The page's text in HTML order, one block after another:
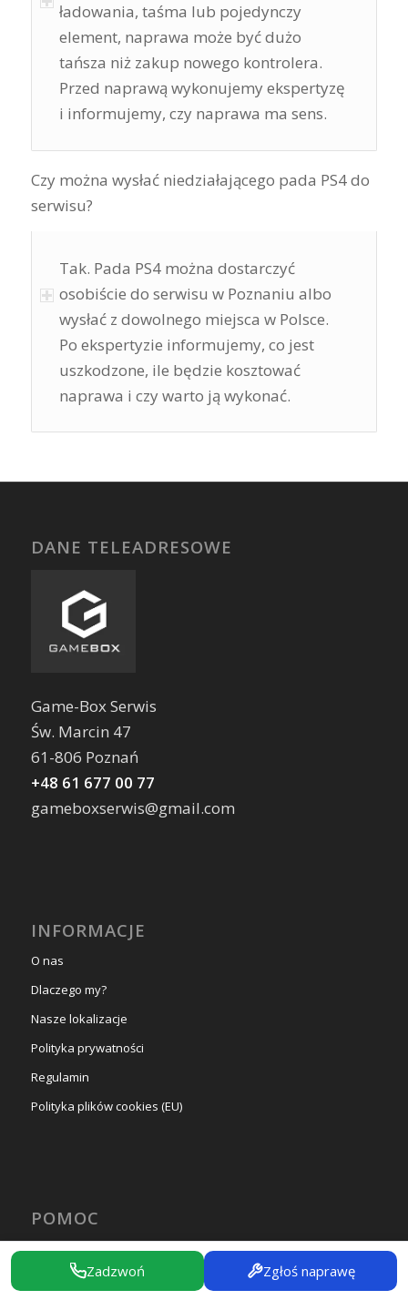
ładowania, taśma lub pojedynczy
element, naprawa może być dużo
tańsza niż zakup nowego kontrolera.
Przed naprawą wykonujemy ekspertyzę
i informujemy, czy naprawa ma sens.
Czy można wysłać niedziałającego pada PS4 do
serwisu?
Tak. Pada PS4 można dostarczyć
osobiście do serwisu w Poznaniu albo
wysłać z dowolnego miejsca w Polsce.
Po ekspertyzie informujemy, co jest
uszkodzone, ile będzie kosztować
naprawa i czy warto ją wykonać.
DANE TELEADRESOWE
Game-Box Serwis
Św. Marcin 47
61-806 Poznań
+48 61 677 00 77
gameboxserwis@gmail.com
INFORMACJE
O nas
Dlaczego my?
Nasze lokalizacje
Polityka prywatności
Regulamin
Polityka plików cookies (EU)
POMOC
Blog
Zadzwoń Zgłoś naprawę